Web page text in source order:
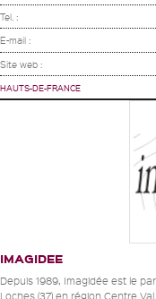
Tel. :
E-mail :
Site web :
HAUTS-DE-FRANCE
IMAGIDEE
Depuis 1989, Imagidée est le
Loches (37) en région Centre